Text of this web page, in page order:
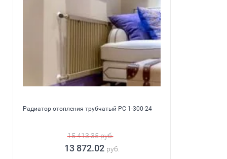
Радиатор отопления трубчатый PC 1-300-24
15 413.35руб.
13 872.02 руб.